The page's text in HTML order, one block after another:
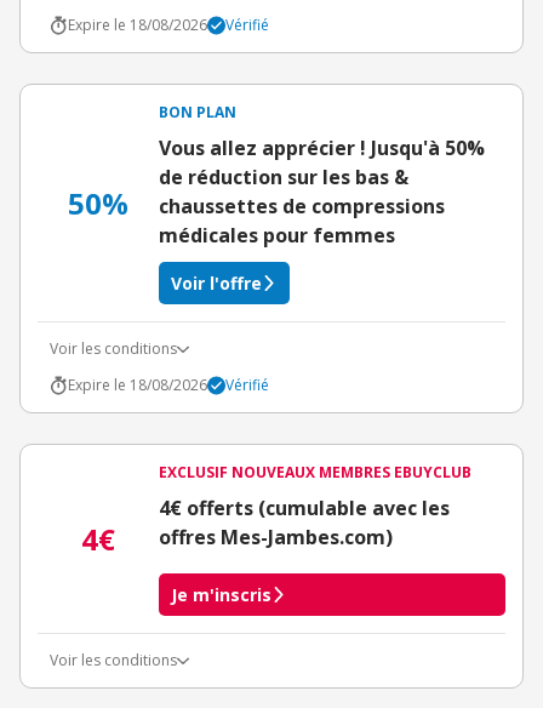
Expire le 18/08/2026
Vérifié
50%
BON PLAN
Vous allez apprécier ! Jusqu'à 50%
de réduction sur les bas &
chaussettes de compressions
médicales pour femmes
Voir l'offre
Voir les conditions
Expire le 18/08/2026
Vérifié
4€
EXCLUSIF NOUVEAUX MEMBRES EBUYCLUB
4€ offerts (cumulable avec les
offres Mes-Jambes.com)
Je m'inscris
Voir les conditions